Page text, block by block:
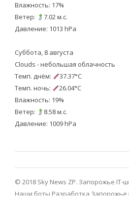
Влажность: 17%
Ветер:
7.02 м.с.
Давление: 1013 hPa
Суббота, 8 августа
Clouds - небольшая облачность
Темп. днём:
37.37°C
Темп. ночь:
26.04°C
Влажность: 19%
Ветер:
8.58 м.с.
Давление: 1009 hPa
© 2018 Sky News ZP. Запорожье IT-
Наши боты Разработка Запорожье